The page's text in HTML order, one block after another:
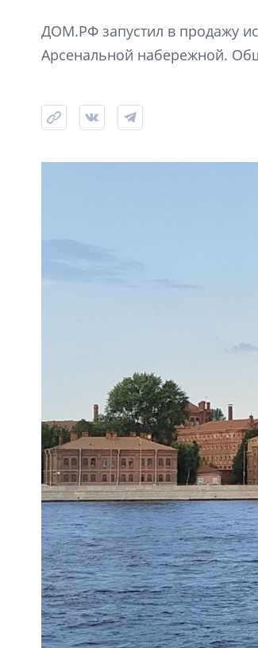
ДОМ.РФ запустил в продажу
Арсенальной набережной.